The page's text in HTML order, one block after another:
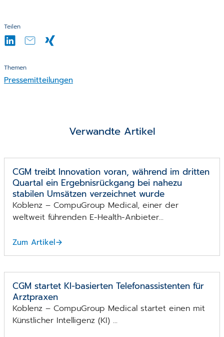
Teilen
Themen
Pressemitteilungen
Verwandte Artikel
CGM treibt Innovation voran, während im dritten
Quartal ein Ergebnisrückgang bei nahezu
stabilen Umsätzen verzeichnet wurde
Koblenz – CompuGroup Medical, einer der
weltweit führenden E-Health-Anbieter...
Zum Artikel
CGM startet KI-basierten Telefonassistenten für
Arztpraxen
Koblenz – CompuGroup Medical startet einen mit
Künstlicher Intelligenz (KI) ...